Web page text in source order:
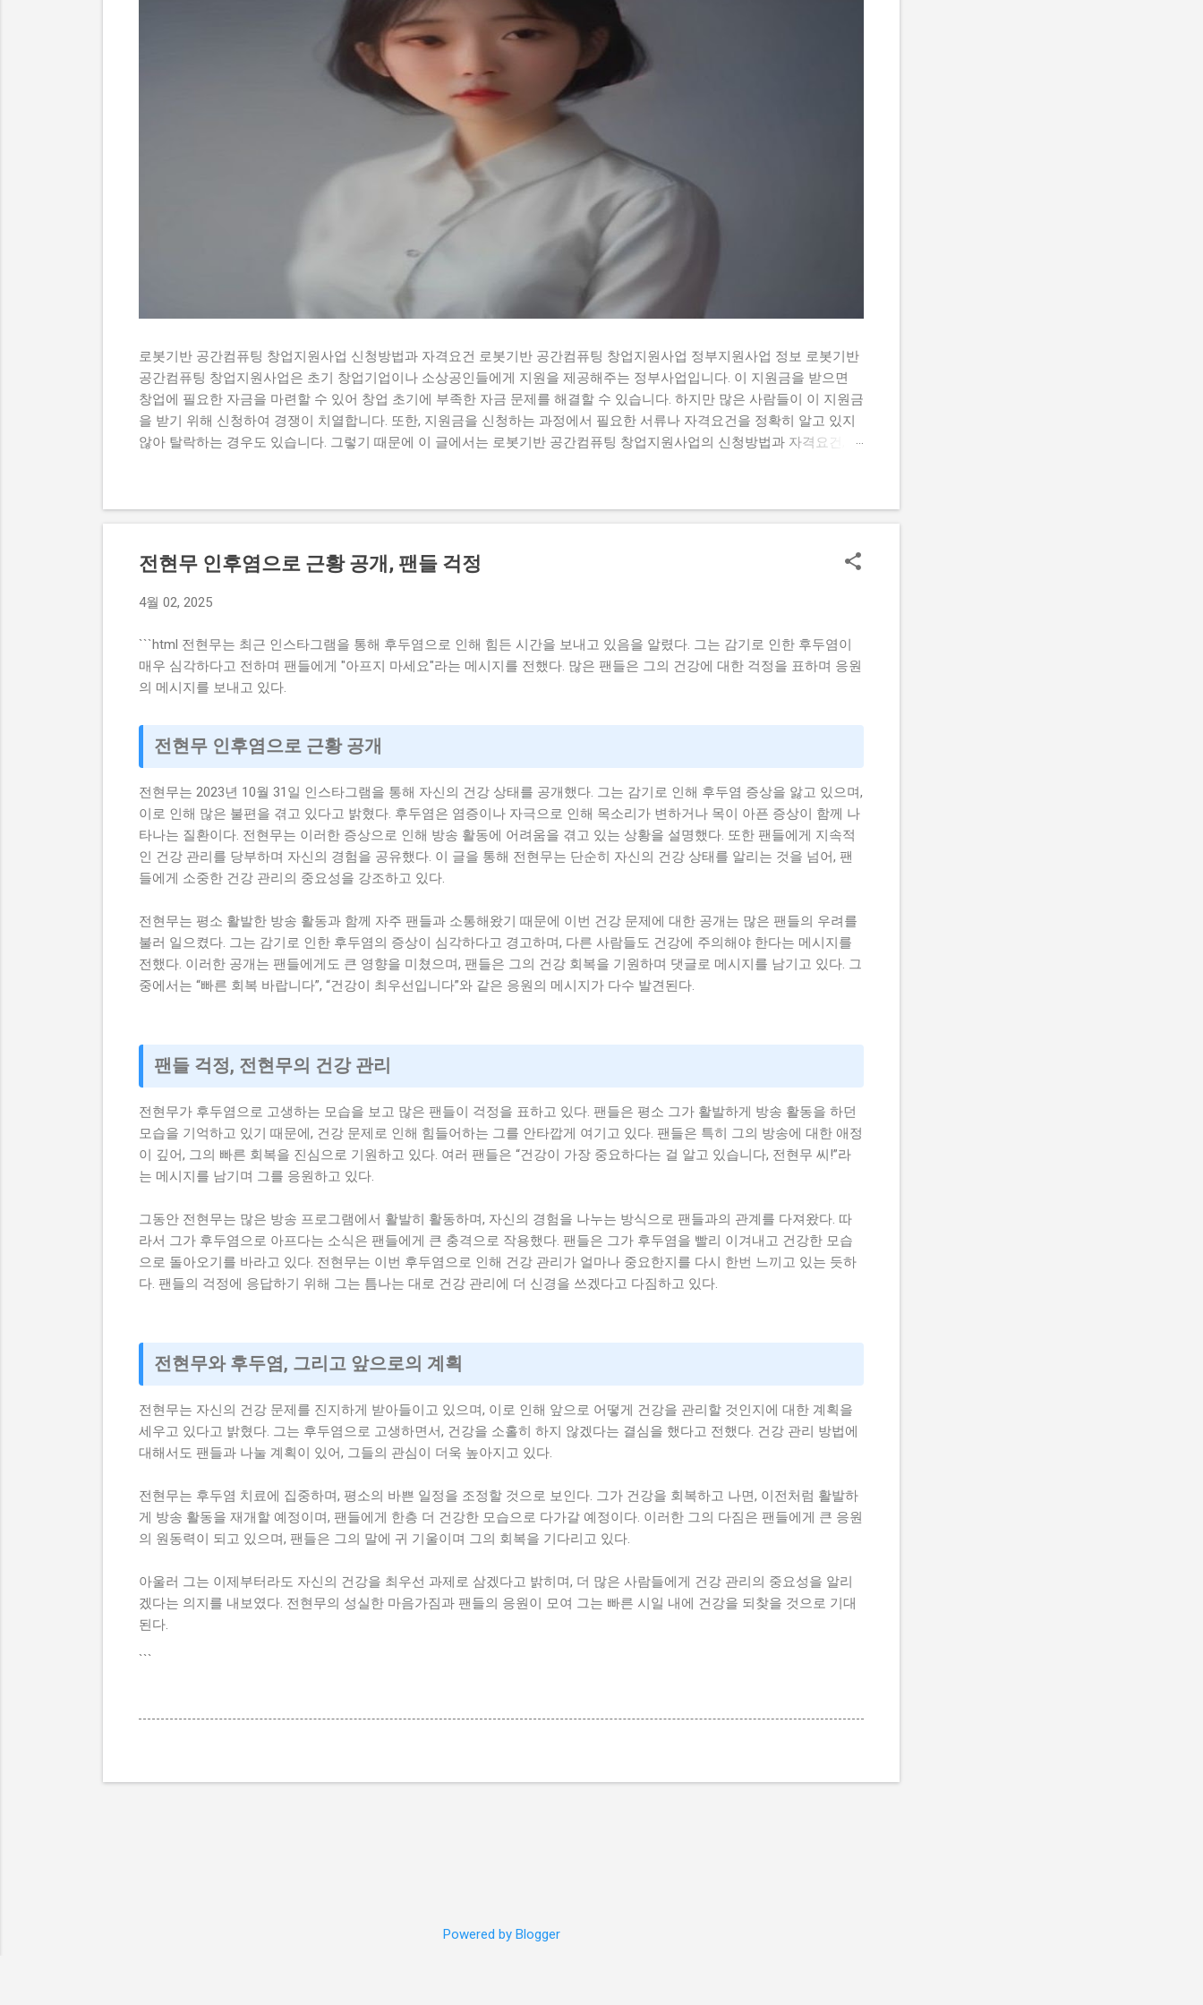
로봇기반 공간컴퓨팅 창업지원사업 신청방법과 자격요건 로봇기반 공간컴퓨팅 창업지원사업 정부지원사업 정보 로봇기반
공간컴퓨팅 창업지원사업은 초기 창업기업이나 소상공인들에게 지원을 제공해주는 정부사업입니다. 이 지원금을 받으면
창업에 필요한 자금을 마련할 수 있어 창업 초기에 부족한 자금 문제를 해결할 수 있습니다. 하지만 많은 사람들이 이 지원금
을 받기 위해 신청하여 경쟁이 치열합니다. 또한, 지원금을 신청하는 과정에서 필요한 서류나 자격요건을 정확히 알고 있지
않아 탈락하는 경우도 있습니다. 그렇기 때문에 이 글에서는 로봇기반 공간컴퓨팅 창업지원사업의 신청방법과 자격요건, 지
수 있어 창업에 큰 도움이 됩니다. 그렇기 때문에 이 글에서는 실제로 지원금을 받은 사람들의 후기와 합격한 사람들의 공통
점도 설명하고자 합니다. 이 글에서 다루고자 하는 내용은 로봇기반 공간컴퓨팅 창업지원사업의 신청방법과 자격요건, 지원
컴퓨팅 창업지원사업에 대한 모든 것을 알 수 있을 것입니다. 지금 신청하러 가기 📋 목차 이 사업, 정말 받을 수 있을까? 신
기반 공간컴퓨팅 창업지원사업이 뭔지 로봇기반 공간컴퓨팅 창업지원사업은 로봇기반 기술을 활용하여 창업하는 초기 기
업이나 소상공인들에게 지원을 제공해주는 정부사업입니다. 이 지원금을 받으면 창업 초기에 필요한 자금을 마련할 수 있어
창업에 큰...
전현무 인후염으로 근황 공개, 팬들 걱정
4월 02, 2025
```html 전현무는 최근 인스타그램을 통해 후두염으로 인해 힘든 시간을 보내고 있음을 알렸다. 그는 감기로 인한 후두염이
매우 심각하다고 전하며 팬들에게 "아프지 마세요"라는 메시지를 전했다. 많은 팬들은 그의 건강에 대한 걱정을 표하며 응원
의 메시지를 보내고 있다.
전현무 인후염으로 근황 공개
전현무는 2023년 10월 31일 인스타그램을 통해 자신의 건강 상태를 공개했다. 그는 감기로 인해 후두염 증상을 앓고 있으며,
이로 인해 많은 불편을 겪고 있다고 밝혔다. 후두염은 염증이나 자극으로 인해 목소리가 변하거나 목이 아픈 증상이 함께 나
타나는 질환이다. 전현무는 이러한 증상으로 인해 방송 활동에 어려움을 겪고 있는 상황을 설명했다. 또한 팬들에게 지속적
인 건강 관리를 당부하며 자신의 경험을 공유했다. 이 글을 통해 전현무는 단순히 자신의 건강 상태를 알리는 것을 넘어, 팬
들에게 소중한 건강 관리의 중요성을 강조하고 있다.
전현무는 평소 활발한 방송 활동과 함께 자주 팬들과 소통해왔기 때문에 이번 건강 문제에 대한 공개는 많은 팬들의 우려를
불러 일으켰다. 그는 감기로 인한 후두염의 증상이 심각하다고 경고하며, 다른 사람들도 건강에 주의해야 한다는 메시지를
전했다. 이러한 공개는 팬들에게도 큰 영향을 미쳤으며, 팬들은 그의 건강 회복을 기원하며 댓글로 메시지를 남기고 있다. 그
중에서는 “빠른 회복 바랍니다”, “건강이 최우선입니다”와 같은 응원의 메시지가 다수 발견된다.
팬들 걱정, 전현무의 건강 관리
전현무가 후두염으로 고생하는 모습을 보고 많은 팬들이 걱정을 표하고 있다. 팬들은 평소 그가 활발하게 방송 활동을 하던
모습을 기억하고 있기 때문에, 건강 문제로 인해 힘들어하는 그를 안타깝게 여기고 있다. 팬들은 특히 그의 방송에 대한 애정
이 깊어, 그의 빠른 회복을 진심으로 기원하고 있다. 여러 팬들은 “건강이 가장 중요하다는 걸 알고 있습니다, 전현무 씨!”라
는 메시지를 남기며 그를 응원하고 있다.
그동안 전현무는 많은 방송 프로그램에서 활발히 활동하며, 자신의 경험을 나누는 방식으로 팬들과의 관계를 다져왔다. 따
라서 그가 후두염으로 아프다는 소식은 팬들에게 큰 충격으로 작용했다. 팬들은 그가 후두염을 빨리 이겨내고 건강한 모습
으로 돌아오기를 바라고 있다. 전현무는 이번 후두염으로 인해 건강 관리가 얼마나 중요한지를 다시 한번 느끼고 있는 듯하
다. 팬들의 걱정에 응답하기 위해 그는 틈나는 대로 건강 관리에 더 신경을 쓰겠다고 다짐하고 있다.
전현무와 후두염, 그리고 앞으로의 계획
전현무는 자신의 건강 문제를 진지하게 받아들이고 있으며, 이로 인해 앞으로 어떻게 건강을 관리할 것인지에 대한 계획을
세우고 있다고 밝혔다. 그는 후두염으로 고생하면서, 건강을 소홀히 하지 않겠다는 결심을 했다고 전했다. 건강 관리 방법에
대해서도 팬들과 나눌 계획이 있어, 그들의 관심이 더욱 높아지고 있다.
전현무는 후두염 치료에 집중하며, 평소의 바쁜 일정을 조정할 것으로 보인다. 그가 건강을 회복하고 나면, 이전처럼 활발하
게 방송 활동을 재개할 예정이며, 팬들에게 한층 더 건강한 모습으로 다가갈 예정이다. 이러한 그의 다짐은 팬들에게 큰 응원
의 원동력이 되고 있으며, 팬들은 그의 말에 귀 기울이며 그의 회복을 기다리고 있다.
아울러 그는 이제부터라도 자신의 건강을 최우선 과제로 삼겠다고 밝히며, 더 많은 사람들에게 건강 관리의 중요성을 알리
겠다는 의지를 내보였다. 전현무의 성실한 마음가짐과 팬들의 응원이 모여 그는 빠른 시일 내에 건강을 되찾을 것으로 기대
된다.
```
Powered by Blogger